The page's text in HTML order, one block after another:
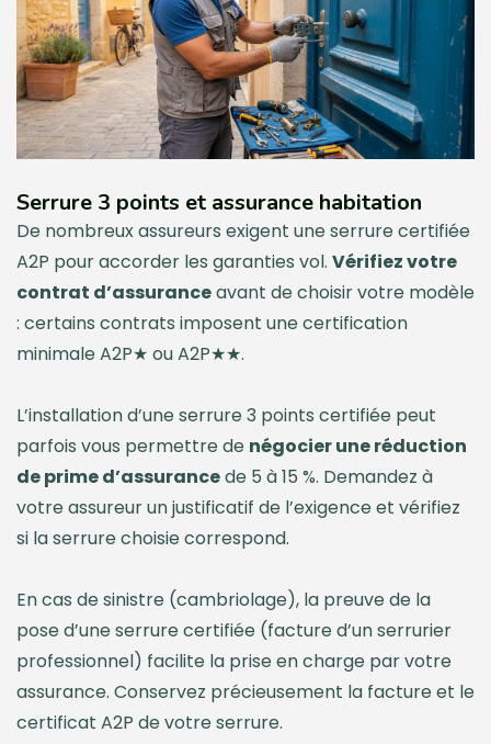
Serrure 3 points et assurance habitation
De nombreux assureurs exigent une serrure certifiée
A2P pour accorder les garanties vol. Vérifiez votre
contrat d’assuranceavant de choisir votre modèle
: certains contrats imposent une certification
minimale A2P★ ou A2P★★.
L’installation d’une serrure 3 points certifiée peut
parfois vous permettre de négocier une réduction
de prime d’assurancede 5 à 15 %. Demandez à
votre assureur un justificatif de l’exigence et vérifiez
si la serrure choisie correspond.
En cas de sinistre (cambriolage), la preuve de la
pose d’une serrure certifiée (facture d’un serrurier
professionnel) facilite la prise en charge par votre
assurance. Conservez précieusement la facture et le
certificat A2P de votre serrure.